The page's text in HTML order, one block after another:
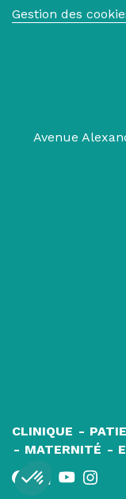
Gestion des
Avenue
CLINIQUE
MATERNITÉ